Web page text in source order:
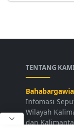
TENTANG
Infomasi
Wilayah
dan